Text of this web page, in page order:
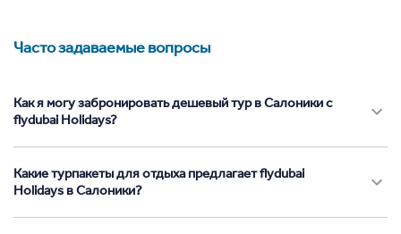
Часто задаваемые вопросы
Как я могу забронировать дешевый тур в Салоники с
flydubai Holidays?
Какие турпакеты для отдыха предлагает flydubai
Holidays в Салоники?